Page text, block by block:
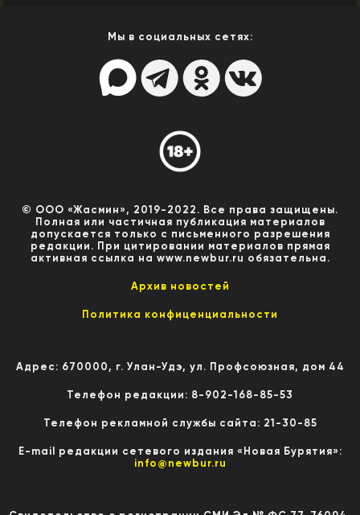
Мы в социальных сетях:
© ООО «Жасмин», 2019-2022. Все права защищены.
Полная или частичная публикация материалов
допускается только с письменного разрешения
редакции. При цитировании материалов прямая
активная ссылка на www.newbur.ru обязательна.
Архив новостей
Политика конфиценциальности
Адрес: 670000, г. Улан-Удэ, ул. Профсоюзная, дом 44
Телефон редакции: 8-902-168-85-53
Телефон рекламной службы сайта: 21-30-85
E-mail редакции сетевого издания «Новая Бурятия»:
info@newbur.ru